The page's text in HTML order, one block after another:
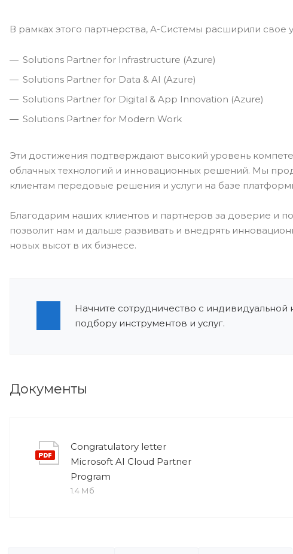
В рамках этого партнерства, А-Системы расширили
Solutions Partner for Infrastructure (Azure)
Solutions Partner for Data & AI (Azure)
Solutions Partner for Digital & App Innovation (Azure)
Solutions Partner for Modern Work
Эти достижения подтверждают высокий уровень
облачных технологий и инновационных решений. Мы
клиентам передовые решения и услуги на базе
Благодарим наших клиентов и партнеров за доверие и
позволит нам и дальше развивать и внедрять
новых высот в их бизнесе.
Начните сотрудничество с индивидуальной
подбору инструментов и услуг.
Документы
Congratulatory letter
Microsoft AI Cloud Partner
Program
1.4 Мб